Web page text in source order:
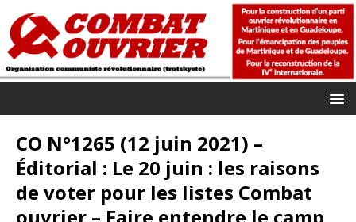
CO N°1265 (12 juin 2021) –
Éditorial : Le 20 juin : les raisons
de voter pour les listes Combat
ouvrier – Faire entendre le camp